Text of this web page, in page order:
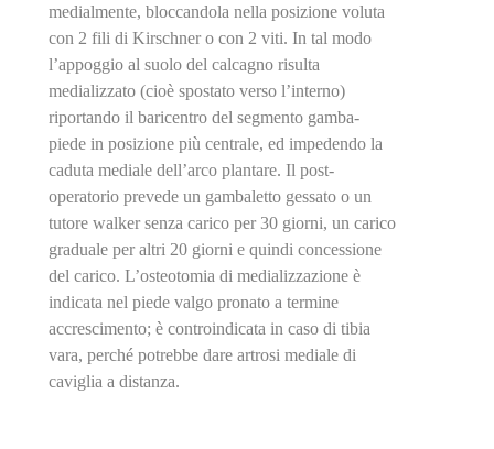
medialmente, bloccandola nella posizione voluta
con 2 fili di Kirschner o con 2 viti. In tal modo
l’appoggio al suolo del calcagno risulta
medializzato (cioè spostato verso l’interno)
riportando il baricentro del segmento gamba-
piede in posizione più centrale, ed impedendo la
caduta mediale dell’arco plantare. Il post-
operatorio prevede un gambaletto gessato o un
tutore walker senza carico per 30 giorni, un carico
graduale per altri 20 giorni e quindi concessione
del carico. L’osteotomia di medializzazione è
indicata nel piede valgo pronato a termine
accrescimento; è controindicata in caso di tibia
vara, perché potrebbe dare artrosi mediale di
caviglia a distanza.